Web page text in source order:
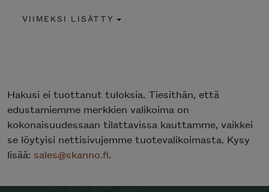
VIIMEKSI LISÄTTY
Hakusi ei tuottanut tuloksia. Tiesithän, että
edustamiemme merkkien valikoima on
kokonaisuudessaan tilattavissa kauttamme, vaikkei
se löytyisi nettisivujemme tuotevalikoimasta. Kysy
lisää: sales@skanno.fi.